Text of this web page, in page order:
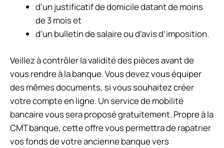
d'un justificatif de domicile datant de moins
de 3 mois et
d'un bulletin de salaire ou d’avis d’imposition.
Veillez à contrôler la validité des pièces avant de
vous rendre à la banque. Vous devez vous équiper
des mêmes documents, si vous souhaitez créer
votre compte en ligne. Un service de mobilité
bancaire vous sera proposé gratuitement. Propre à la
CMT banque, cette offre vous permettra de rapatrier
vos fonds de votre ancienne banque vers